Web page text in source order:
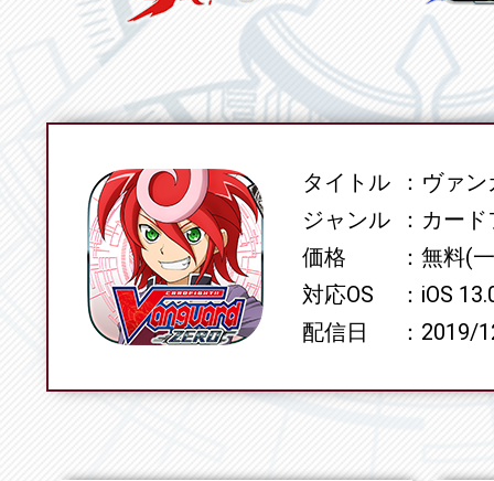
SPECタイトル
ヴァン
ジャンル
カード
価格
無料(
対応OS
iOS
配信日
2019/